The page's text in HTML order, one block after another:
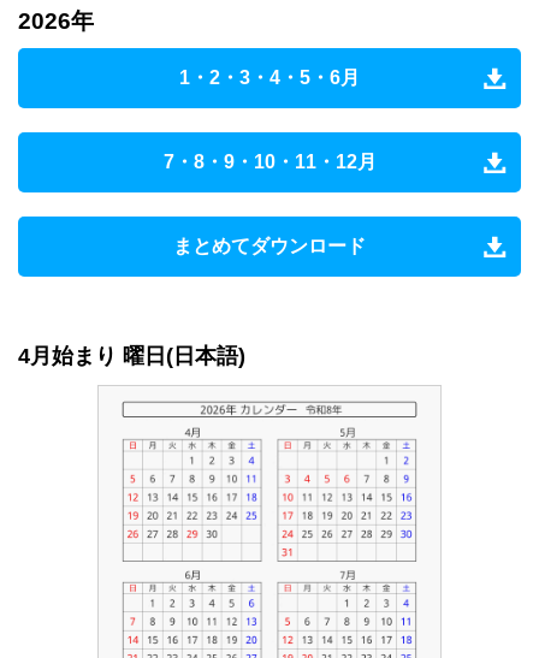
2026年
1・2・3・4・5・6月
7・8・9・10・11・12月
まとめてダウンロード
4月始まり 曜日(日本語)